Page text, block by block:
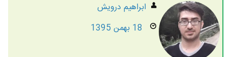
ابراهیم درویش
18 بهمن 1395